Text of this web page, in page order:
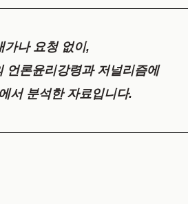
나 요청 없이,
언론윤리강령과 저널리즘에
서 분석한 자료입니다.